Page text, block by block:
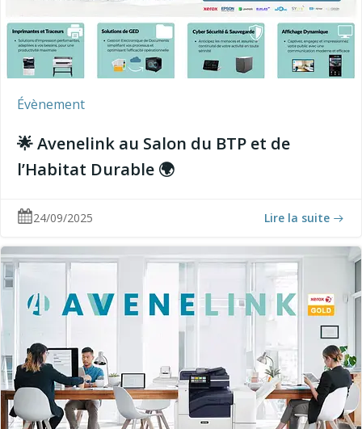
Évènement
🌟 Avenelink au Salon du BTP et de
l’Habitat Durable 🌍
24/09/2025 Lire la suite